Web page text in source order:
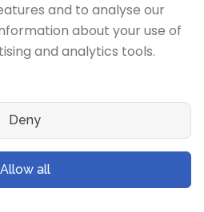
में बदलें
में बदलें
बदलें
बदलें
बदलें
and to analyse our
about your use of
and analytics tools.
Deny
Allow all